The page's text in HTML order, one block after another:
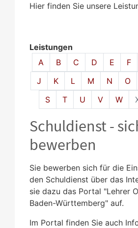
Hier finden Sie unsere
Leistungen
Alphabetisches Register
A B C D E F
J
K L M N O
S
T U V W
Schuldienst -
bewerben
Sie bewerben sich für die
den Schuldienst über das
sie dazu das Portal "Lehrer
Baden-Württemberg" auf.
Im Portal finden Sie auch